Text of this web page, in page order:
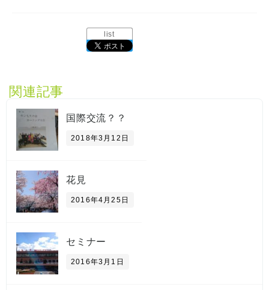
list
関連記事
国際交流？？
2018年3月12日
花見
2016年4月25日
セミナー
2016年3月1日